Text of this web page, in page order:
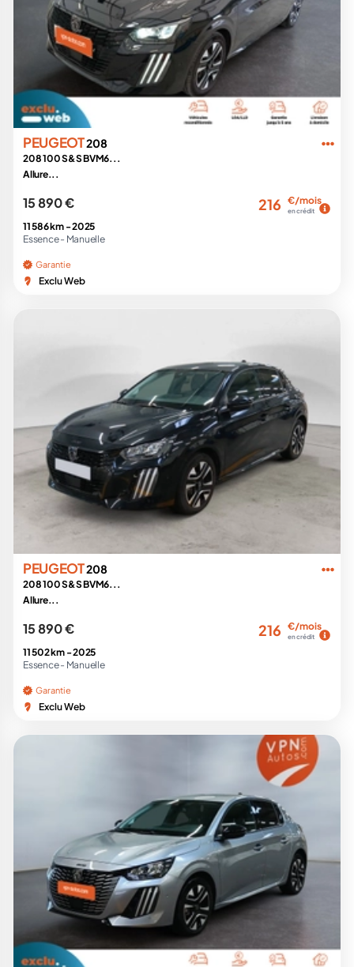
PEUGEOT208
208 100 S&S BVM6...
Allure...
15 890 € 216 €/mois
en crédit
11 586 km -2025
Essence - Manuelle
Garantie
Exclu Web
PEUGEOT208
208 100 S&S BVM6...
Allure...
15 890 € 216 €/mois
en crédit
11 502 km -2025
Essence - Manuelle
Garantie
Exclu Web